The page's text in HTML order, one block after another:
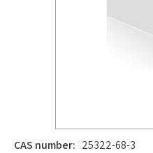
CAS number: 25322-68-3